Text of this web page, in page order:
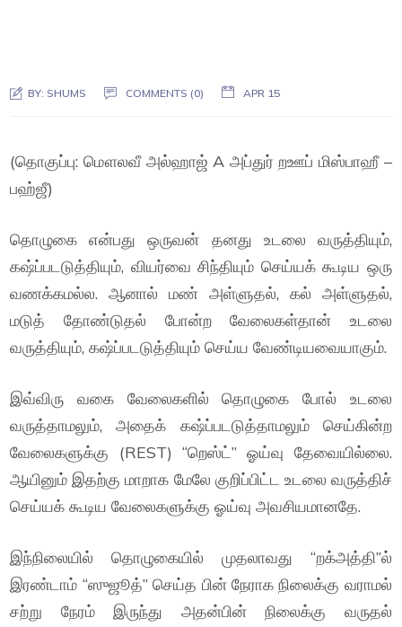
BY: SHUMS COMMENTS (0) APR 15
(தொகுப்பு: மௌலவீ அல்ஹாஜ் A அப்துர் றஊப் மிஸ்பாஹீ –
பஹ்ஜீ)
தொழுகை என்பது ஒருவன் தனது உடலை வருத்தியும்,
கஷ்ப்படடுத்தியும், வியர்வை சிந்தியும் செய்யக் கூடிய ஒரு
வணக்கமல்ல. ஆனால் மண் அள்ளுதல், கல் அள்ளுதல்,
மடுத் தோண்டுதல் போன்ற வேலைகள்தான் உடலை
வருத்தியும், கஷ்ப்படடுத்தியும் செய்ய வேண்டியவையாகும்.
இவ்விரு வகை வேலைகளில் தொழுகை போல் உடலை
வருத்தாமலும், அதைக் கஷ்ப்படடுத்தாமலும் செய்கின்ற
வேலைகளுக்கு (REST) “றெஸ்ட்” ஓய்வு தேவையில்லை.
ஆயினும் இதற்கு மாறாக மேலே குறிப்பிட்ட உடலை வருத்திச்
செய்யக் கூடிய வேலைகளுக்கு ஓய்வு அவசியமானதே.
இந்நிலையில் தொழுகையில் முதலாவது “றக்அத்தி”ல்
இரண்டாம் “ஸுஜூத்” செய்த பின் நேராக நிலைக்கு வராமல்
சற்று நேரம் இருந்து அதன்பின் நிலைக்கு வருதல்